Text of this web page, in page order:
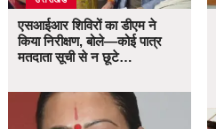
एसआईआर शिविरों का डीएम ने
किया निरीक्षण, बोले—कोई पात्र
मतदाता सूची से न छूटे…